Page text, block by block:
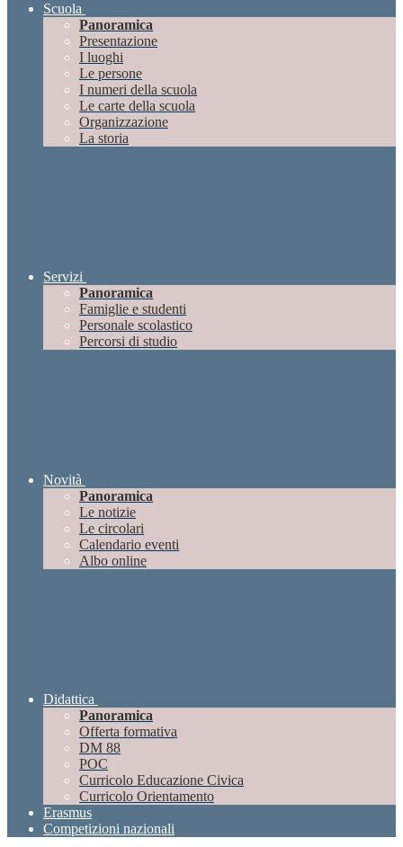
Scuola
Panoramica
Presentazione
I luoghi
Le persone
I numeri della scuola
Le carte della scuola
Organizzazione
La storia
Servizi
Panoramica
Famiglie e studenti
Personale scolastico
Percorsi di studio
Novità
Panoramica
Le notizie
Le circolari
Calendario eventi
Albo online
Didattica
Panoramica
Offerta formativa
DM 88
POC
Curricolo Educazione Civica
Curricolo Orientamento
Erasmus
Competizioni nazionali